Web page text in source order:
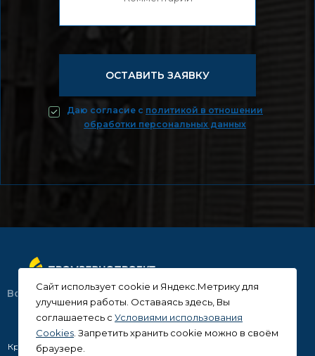
Даю согласие c политикой в отношении
обработки персональных данных
Все права защищены. 2026 год.
Краснодар, ул. Рашпилевская, 92
Cайт использует cookie и Яндекс.Метрику для
улучшения работы. Оставаясь здесь, Вы
соглашаетесь с Условиями использования
Cookies . Запретить хранить cookie можно в своём
браузере.